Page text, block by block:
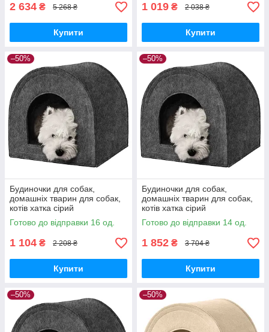
2 634 ₴ 5 268 ₴
Купити
1 019 ₴ 2 038 ₴
Купити
–50%
Будиночки для собак,
домашніх тварин для собак,
котів хатка сірий
Готово до відправки 16 од.
1 104 ₴ 2 208 ₴
Купити
–50%
Будиночки для собак,
домашніх тварин для собак,
котів хатка сірий
Готово до відправки 14 од.
1 852 ₴ 3 704 ₴
Купити
–50% –50%